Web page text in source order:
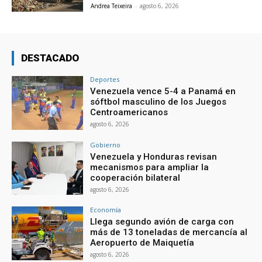
Andrea Teixeira - agosto 6, 2026
DESTACADO
Deportes
Venezuela vence 5-4 a Panamá en
sóftbol masculino de los Juegos
Centroamericanos
agosto 6, 2026
Gobierno
Venezuela y Honduras revisan
mecanismos para ampliar la
cooperación bilateral
agosto 6, 2026
Economía
Llega segundo avión de carga con
más de 13 toneladas de mercancía al
Aeropuerto de Maiquetía
agosto 6, 2026